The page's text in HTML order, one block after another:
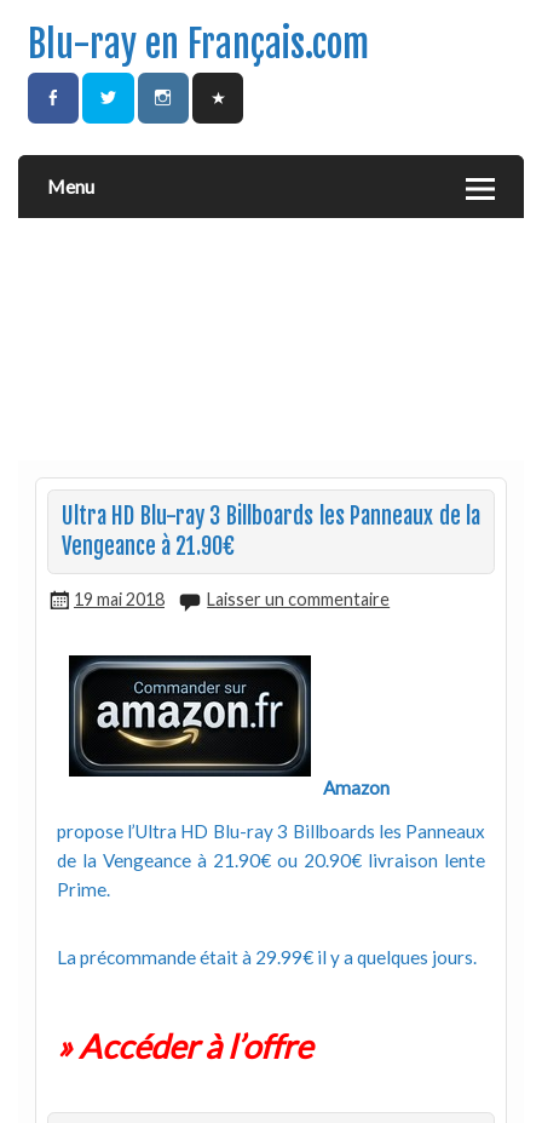
Blu-ray en Français.com
Menu
Ultra HD Blu-ray 3 Billboards les Panneaux de la
Vengeance à 21.90€
19 mai 2018 Laisser un commentaire
Amazon
propose l’Ultra HD Blu-ray 3 Billboards les Panneaux
de la Vengeance à 21.90€ ou 20.90€ livraison lente
Prime.
La précommande était à 29.99€ il y a quelques jours.
» Accéder à l’offre